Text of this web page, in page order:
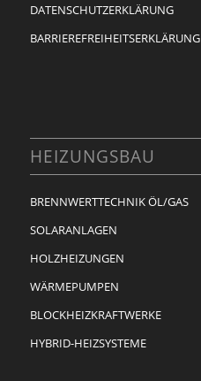
DATENSCHUTZERKLÄRUNG
BARRIEREFREIHEITSERKLÄRUNG
HEIZUNGSBAU
BRENNWERTTECHNIK ÖL/GAS
SOLARANLAGEN
HOLZHEIZUNGEN
WÄRMEPUMPEN
BLOCKHEIZKRAFTWERKE
HYBRID-HEIZSYSTEME